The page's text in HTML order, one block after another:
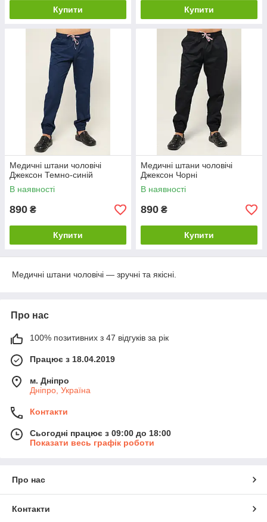
Купити Купити
Медичні штани чоловічі
Джексон Темно-синій
В наявності
890 ₴
Купити
Медичні штани чоловічі
Джексон Чорні
В наявності
890 ₴
Купити
Медичні штани чоловічі — зручні та якісні.
Про нас
100% позитивних з 47 відгуків за рік
Працює з 18.04.2019
м. Дніпро
Дніпро, Україна
Контакти
Сьогодні працює з 09:00 до 18:00
Показати весь графік роботи
Про нас
Контакти